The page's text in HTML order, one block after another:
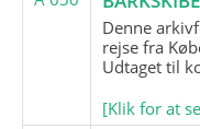
Denne
rejse fra
Udtaget til
[Klik for at